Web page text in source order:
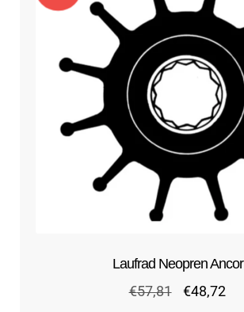
Laufrad Neopren Ancor
€57,81 €48,72